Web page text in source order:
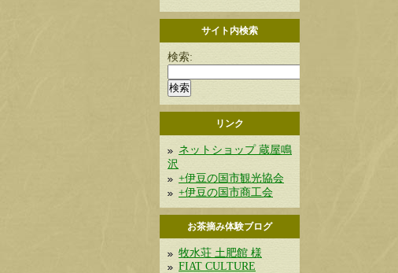
サイト内検索
検索:
リンク
ネットショップ 蔵屋鳴
沢
+伊豆の国市観光協会
+伊豆の国市商工会
お茶摘み体験ブログ
牧水荘 土肥館 様
FIAT CULTURE